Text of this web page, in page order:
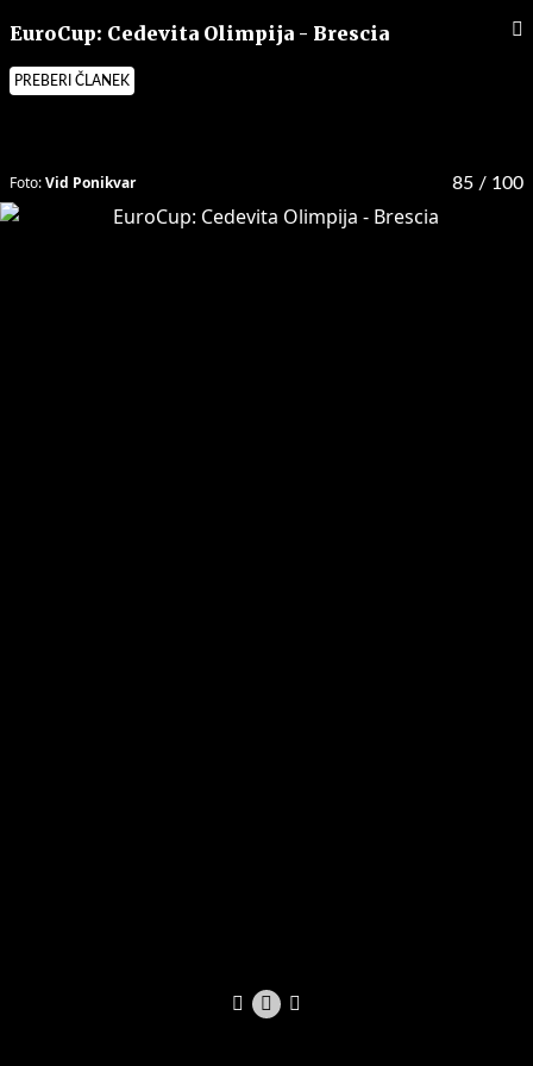
EuroCup: Cedevita Olimpija - Brescia
PREBERI ČLANEK
85 / 100
Foto:Vid Ponikvar